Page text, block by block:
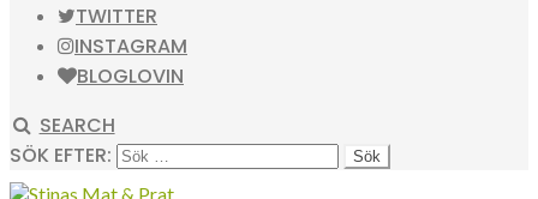
TWITTER
INSTAGRAM
BLOGLOVIN
SEARCH
SÖK EFTER: